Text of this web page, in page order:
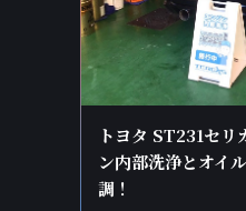
トヨタ ST231セ
ン内部洗浄とオイ
調！